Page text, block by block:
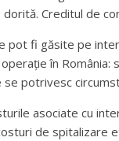
Creditul de
pot fi găsite pe
în
potrivesc
asociate cu
de spitalizare